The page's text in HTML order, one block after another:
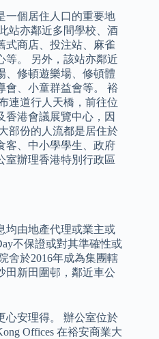
一個居住人口的重要地
站亦鄰近多間學校、酒
式商店、投注站、麻雀
等。 另外，該站亦鄰近
、修頓遊樂場、修頓體
會、小童群益會等。 裕
連道行人天橋，前往位
香港會議展覽中心，因
部份的人流都是居住於
客、中小學學生、政府
室辦理香港特別行政區
均由地產代理或業主或
不保證或對其準確性或
舍於2016年成為集團轄
田新田圍邨，鄰近車公
心安理得。 辦公室位於
Offices 在裕安商業大